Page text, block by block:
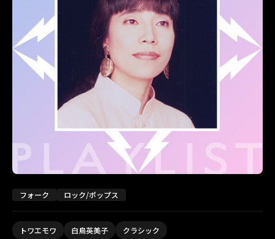
フォーク ロック/ポップス
トワエモワ 白鳥英美子 クラシック